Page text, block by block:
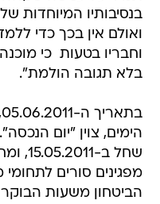
בנסיבותיו המיוחדות
ואולם אין בכך כדי
וחבריו בטעות  כי
בלא תגובה הולמת".
הימים, צוין "יום
שחל
מפגינים סורים
הביטחון משעות